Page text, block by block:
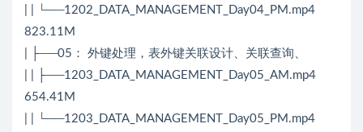
| | └──1202_DATA_MANAGEMENT_Day04_PM.mp4
823.11M
| ├──05： 外键处理，表外键关联设计、关联查询、
| | ├──1203_DATA_MANAGEMENT_Day05_AM.mp4
654.41M
| | └──1203_DATA_MANAGEMENT_Day05_PM.mp4